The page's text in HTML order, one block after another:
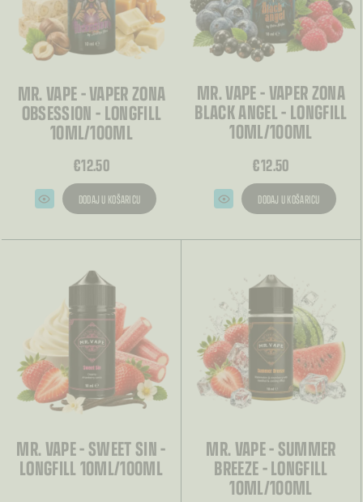
MR. VAPE – VAPER ZONA
OBSESSION – LONGFILL
10ML/100ML
€12.50
DODAJ U KOŠARICU
MR. VAPE – VAPER ZONA
BLACK ANGEL – LONGFILL
10ML/100ML
€12.50
DODAJ U KOŠARICU
MR. VAPE – SWEET SIN –
LONGFILL 10ML/100ML
MR. VAPE – SUMMER
BREEZE – LONGFILL
10ML/100ML